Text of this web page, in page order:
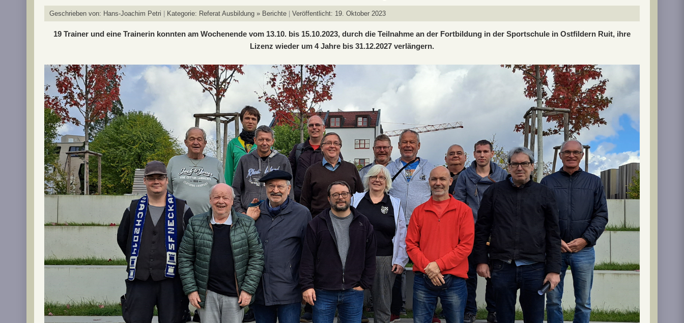
Geschrieben von: Hans-Joachim Petri Kategorie: Referat Ausbildung » Berichte Veröffentlicht: 19. Oktober 2023
19 Trainer und eine Trainerin konnten am Wochenende vom 13.10. bis 15.10.2023, durch die Teilnahme an der Fortbildung in der Sportschule in Ostfildern Ruit, ihre
Lizenz wieder um 4 Jahre bis 31.12.2027 verlängern.